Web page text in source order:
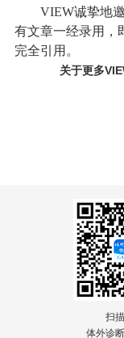
VIEW诚挚地
有文章一经录用，
完全引用。
关于更多
扫
体外诊